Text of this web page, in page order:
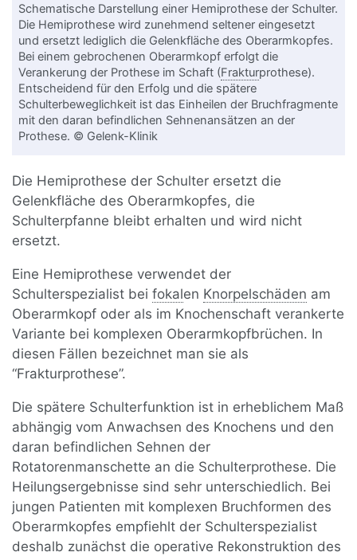
Schematische Darstellung einer Hemiprothese der Schulter.
Die Hemiprothese wird zunehmend seltener eingesetzt
und ersetzt lediglich die Gelenkfläche des Oberarmkopfes.
Bei einem gebrochenen Oberarmkopf erfolgt die
Verankerung der Prothese im Schaft (Frakturprothese).
Entscheidend für den Erfolg und die spätere
Schulterbeweglichkeit ist das Einheilen der Bruchfragmente
mit den daran befindlichen Sehnenansätzen an der
Prothese. © Gelenk-Klinik
Die Hemiprothese der Schulter ersetzt die
Gelenkfläche des Oberarmkopfes, die
Schulterpfanne bleibt erhalten und wird nicht
ersetzt.
Eine Hemiprothese verwendet der
Schulterspezialist beifokalen Knorpelschäden am
Oberarmkopf oder als im Knochenschaft verankerte
Variante bei komplexen Oberarmkopfbrüchen. In
diesen Fällen bezeichnet man sie als
“Frakturprothese”.
Die spätere Schulterfunktion ist in erheblichem Maß
abhängig vom Anwachsen des Knochens und den
daran befindlichen Sehnen der
Rotatorenmanschette an die Schulterprothese. Die
Heilungsergebnisse sind sehr unterschiedlich. Bei
jungen Patienten mit komplexen Bruchformen des
Oberarmkopfes empfiehlt der Schulterspezialist
deshalb zunächst die operative Rekonstruktion des